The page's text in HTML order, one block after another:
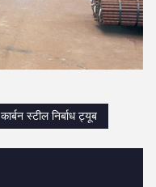
कार्बन स्टील निर्बाध ट्यूब